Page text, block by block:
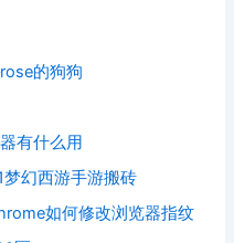
的狗狗
有什么用
幻西游手游搬砖
如何修改浏览器指纹